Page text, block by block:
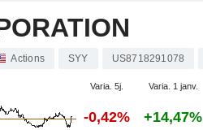
Actions SYY US8718291078
Varia. 5j. Varia. 1 janv.
-0,42% +14,47%